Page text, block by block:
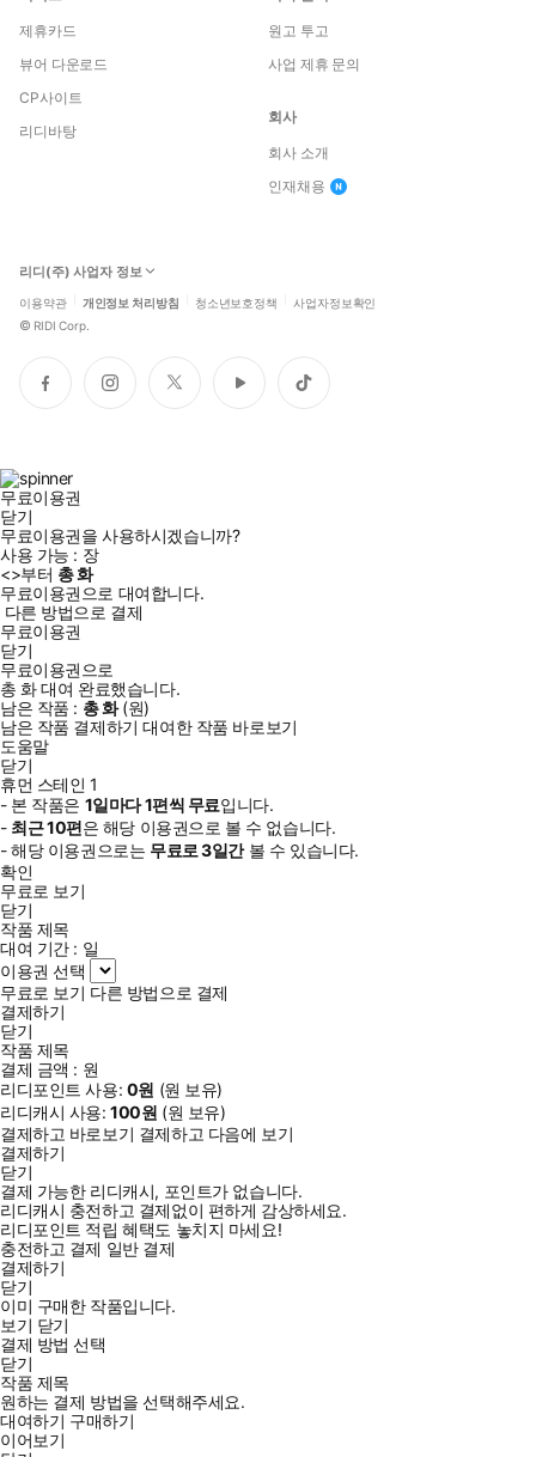
제휴카드
뷰어 다운로드
CP사이트
리디바탕
원고 투고
사업 제휴 문의
회사
회사 소개
인재채용
리디(주) 사업자 정보
이용약관 개인정보 처리방침 청소년보호정책 사업자정보확인
© RIDI Corp.
페
이
인
스
트
위
유
튜
틱
톡
무료이용권
닫기
무료이용권을 사용하시겠습니까?
사용 가능 : 장
<>부터 총화
무료이용권으로 대여합니다.
다른 방법으로 결제
무료이용권
닫기
무료이용권으로
총 화대여 완료했습니다.
남은 작품 : 총화(원)
남은 작품 결제하기 대여한 작품 바로보기
도움말
닫기
휴먼 스테인 1
- 본 작품은 1일마다1편씩 무료입니다.
- 최근10편은 해당 이용권으로 볼 수 없습니다.
- 해당 이용권으로는 무료로3일간볼 수 있습니다.
확인
무료로 보기
닫기
작품 제목
대여 기간 : 일
이용권 선택
무료로 보기 다른 방법으로 결제
결제하기
닫기
작품 제목
결제 금액 : 원
리디포인트 사용: 0원 (원 보유)
리디캐시 사용:100원 (원 보유)
결제하고 바로보기 결제하고 다음에 보기
결제하기
닫기
결제 가능한 리디캐시, 포인트가 없습니다.
리디캐시 충전하고 결제없이 편하게 감상하세요.
리디포인트 적립 혜택도 놓치지 마세요!
충전하고 결제 일반 결제
결제하기
닫기
이미 구매한 작품입니다.
보기 닫기
결제 방법 선택
닫기
작품 제목
원하는 결제 방법을 선택해주세요.
대여하기 구매하기
이어보기